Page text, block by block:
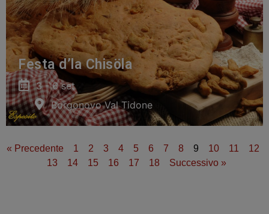
Festa d’la Chisöla
3 - 6 set
Borgonovo Val Tidone
« Precedente 1 2 3 4 5 6 7 8 9 10 11
12
13
14 15 16 17 18 Successivo »